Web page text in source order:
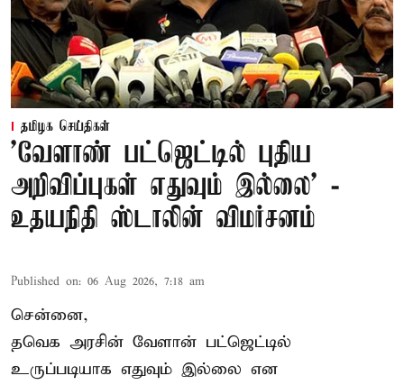
தமிழக செய்திகள்
'வேளாண் பட்ஜெட்டில் புதிய
அறிவிப்புகள் எதுவும் இல்லை' -
உதயநிதி ஸ்டாலின் விமர்சனம்
Published on: 06 Aug 2026, 7:18 am
சென்னை,
தவெக அரசின் வேளான் பட்ஜெட்டில்
உருப்படியாக எதுவும் இல்லை என